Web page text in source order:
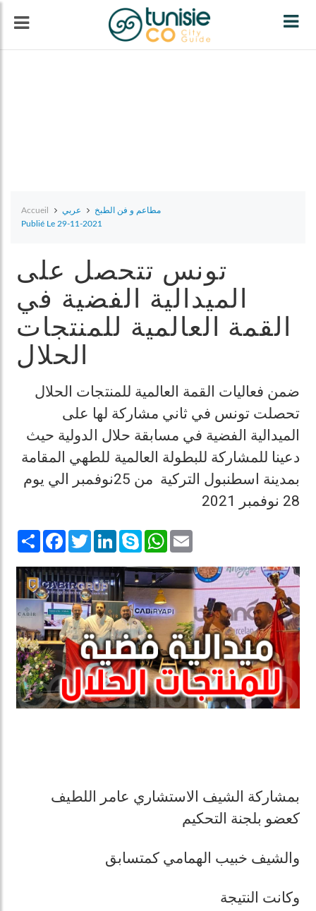
Accueil عربي
مطاعم و فن الطبخ
Publié Le 29-11-2021
تونس تتحصل على
الميدالية الفضية في
القمة العالمية للمنتجات
الحلال
ضمن فعاليات القمة العالمية للمنتجات الحلال
تحصلت تونس في ثاني مشاركة لها على
الميدالية الفضية في مسابقة حلال الدولية حيث
دعينا للمشاركة للبطولة العالمية للطهي المقامة
بمدينة اسطنبول التركية من 25نوفمبر الي يوم
28 نوفمبر 2021
Share Facebook
TwitterLinkedInSkype WhatsApp
بمشاركة الشيف الاستشاري عامر اللطيف
كعضو بلجنة التحكيم
والشيف خبيب الهمامي كمتسابق
وكانت النتيجة